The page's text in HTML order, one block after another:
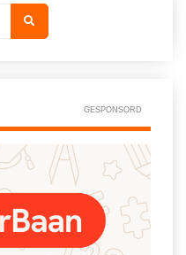
GESPONSORD